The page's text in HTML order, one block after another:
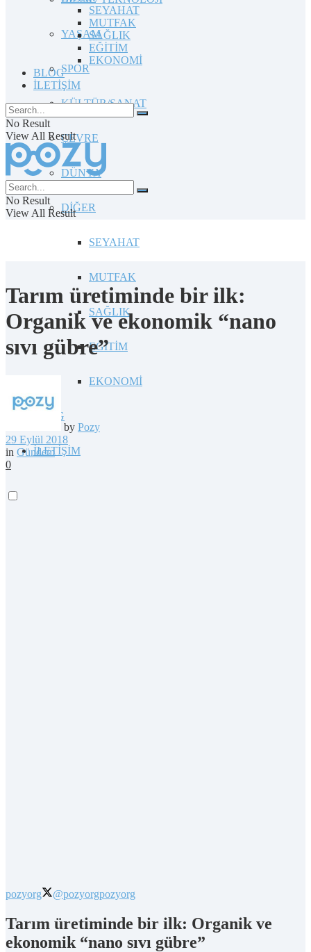
YAŞAM
SPOR
KÜLTÜR/SANAT
ÇEVRE
DÜNYA
DİĞER
SEYAHAT
MUTFAK
SAĞLIK
EĞİTİM
EKONOMİ
BLOG
İLETİŞİM
SEYAHAT
MUTFAK
SAĞLIK
EĞİTİM
EKONOMİ
BLOG
İLETİŞİM
No Result
View All Result
No Result
View All Result
Tarım üretiminde bir ilk:
Organik ve ekonomik “nano
sıvı gübre”
by Pozy
29 Eylül 2018
in Gündem
0
pozyorg @pozyorgpozyorg
Tarım üretiminde bir ilk: Organik ve
ekonomik “nano sıvı gübre”